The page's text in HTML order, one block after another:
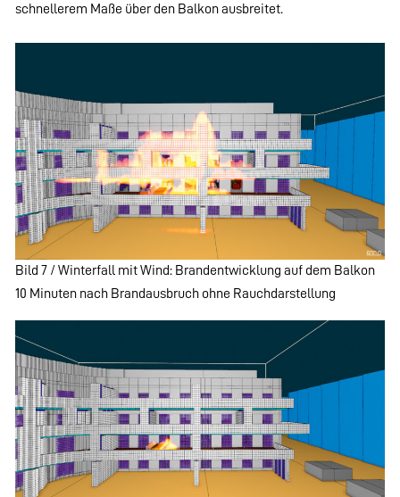
schnellerem Maße über den Balkon ausbreitet.
Bild 7 / Winterfall mit Wind: Brandentwicklung auf dem Balkon
10 Minuten nach Brandausbruch ohne Rauchdarstellung